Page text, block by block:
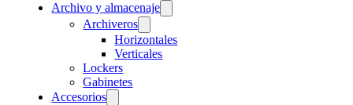
Archivo y almacenaje
Archiveros
Horizontales
Verticales
Lockers
Gabinetes
Accesorios